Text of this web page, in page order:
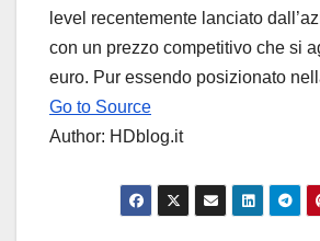
level recentemente lanciato
con un prezzo competitivo che si
euro. Pur essendo posizionato
Go to Source
Author: HDblog.it